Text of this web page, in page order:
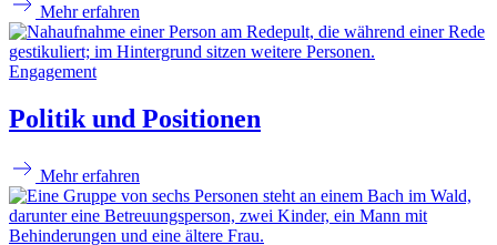
Mehr erfahren
Engagement
Politik und Positionen
Mehr erfahren